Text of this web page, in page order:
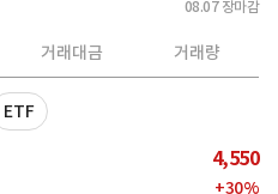
08.07 장마감
거래대금 거래량
ETF
4,550
+30%